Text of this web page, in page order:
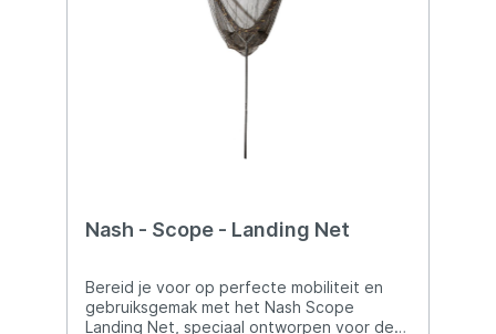
Nash - Scope - Landing Net
Bereid je voor op perfecte mobiliteit en
gebruiksgemak met het Nash Scope
Landing Net, speciaal ontworpen voor de